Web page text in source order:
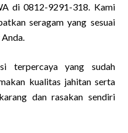
di 0812-9291-318. Kami
seragam yang sesuai
terpercaya yang sudah
kualitas jahitan serta
dan rasakan sendiri